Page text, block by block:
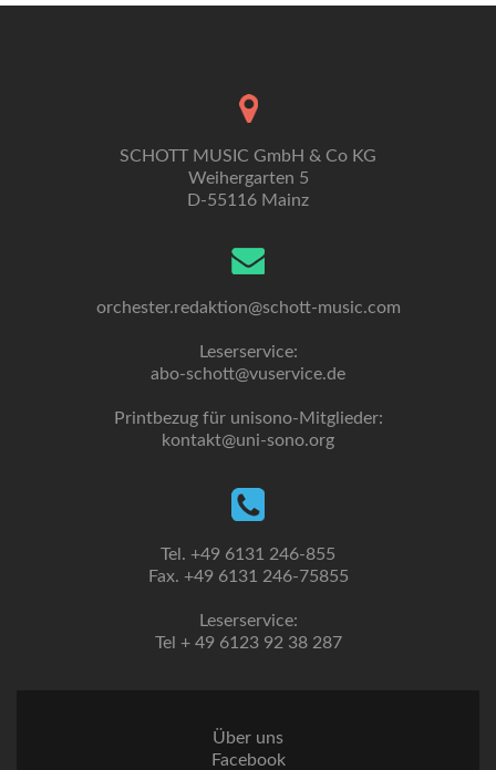
SCHOTT MUSIC GmbH & Co KG
Weihergarten 5
D-55116 Mainz
orchester.redaktion@schott-music.com
Leserservice:
abo-schott@vuservice.de
Printbezug für unisono-Mitglieder:
kontakt@uni-sono.org
Tel. +49 6131 246-855
Fax. +49 6131 246-75855
Leserservice:
Tel + 49 6123 92 38 287
Über uns
Facebook